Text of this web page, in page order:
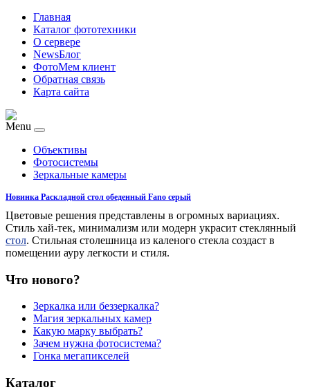
Главная
Каталог фототехники
О сервере
NewsБлог
ФотоМем клиент
Обратная связь
Карта сайта
Menu
Объективы
Фотосистемы
Зеркальные камеры
Новинка Раскладной стол обеденный Fano серый
Цветовые решения представлены в огромных вариациях.
Стиль хай-тек, минимализм или модерн украсит стеклянный
стол. Стильная столешница из каленого стекла создаст в
помещении ауру легкости и стиля.
Что нового?
Зеркалка или беззеркалка?
Магия зеркальных камер
Какую марку выбрать?
Зачем нужна фотосистема?
Гонка мегапикселей
Каталог